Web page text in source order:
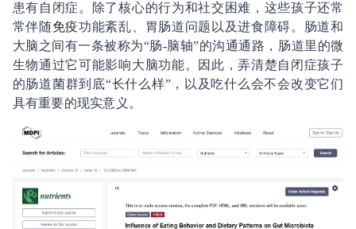
患有自闭症。除了核心的行为和社交困难，这些孩子还常
常伴随免疫功能紊乱、胃肠道问题以及进食障碍。肠道和
大脑之间有一条被称为“肠-脑轴”的沟通通路，肠道里的微
生物通过它可能影响大脑功能。因此，弄清楚自闭症孩子
的肠道菌群到底“长什么样”，以及吃什么会不会改变它们
具有重要的现实意义。